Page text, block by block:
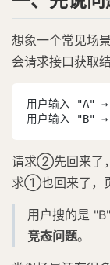
想象一个常见场
会请求接口获取结
用户输入 "A" →
用户输入 "B" →
请求②先回来了
求①也回来了，
用户搜的是
竞态问题。